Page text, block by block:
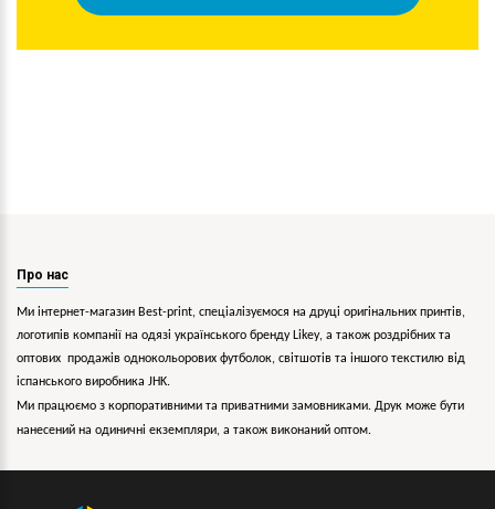
Про нас
Ми інтернет-магазин Best-print, спеціалізуємося на друці оригінальних принтів,
логотипів компанії на одязі українського бренду Likey, а також роздрібних та
оптових продажів однокольорових футболок, світшотів та іншого текстилю від
іспанського виробника JHK.
Ми працюємо з корпоративними та приватними замовниками. Друк може бути
нанесений на одиничні екземпляри, а також виконаний оптом.